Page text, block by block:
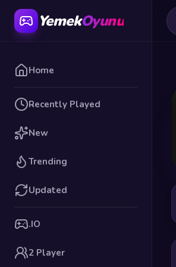
YemekOyunu
Home
Recently Played
New
Trending
Updated
.IO
2 Player